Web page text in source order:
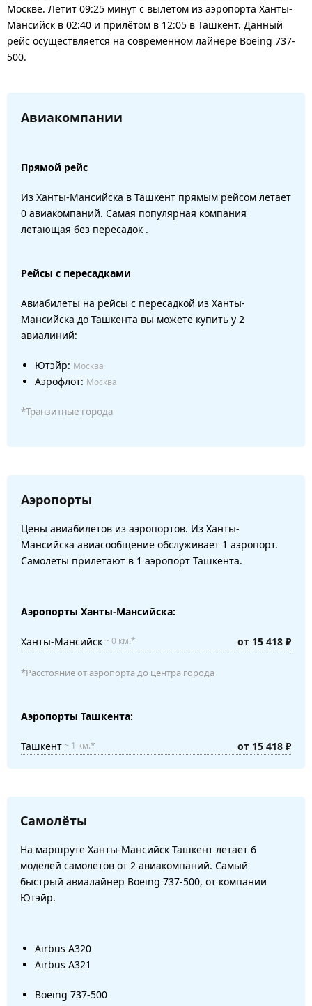
Москве. Летит 09:25 минут с вылетом из аэропорта Ханты-
Мансийск в 02:40 и прилётом в 12:05 в Ташкент. Данный
рейс осуществляется на современном лайнере Boeing 737-
500.
Авиакомпании
Прямой рейс
Из Ханты-Мансийска в Ташкент прямым рейсом летает
0 авиакомпаний. Самая популярная компания
летающая без пересадок .
Рейсы с пересадками
Авиабилеты на рейсы с пересадкой из Ханты-
Мансийска до Ташкента вы можете купить у 2
авиалиний:
Ютэйр: Москва
Аэрофлот: Москва
*Транзитные города
Аэропорты
Цены авиабилетов из аэропортов. Из Ханты-
Мансийска авиасообщение обслуживает 1 аэропорт.
Самолеты прилетают в 1 аэропорт Ташкента.
Аэропорты Ханты-Мансийска:
Ханты-Мансийск~ 0 км.* от 15 418 ₽
*Расстояние от аэропорта до центра города
Аэропорты Ташкента:
Ташкент~ 1 км.* от 15 418 ₽
Самолёты
На маршруте Ханты-Мансийск Ташкент летает 6
моделей самолётов от 2 авиакомпаний. Самый
быстрый авиалайнер Boeing 737-500, от компании
Ютэйр.
Airbus A320
Airbus A321
Boeing 737-500